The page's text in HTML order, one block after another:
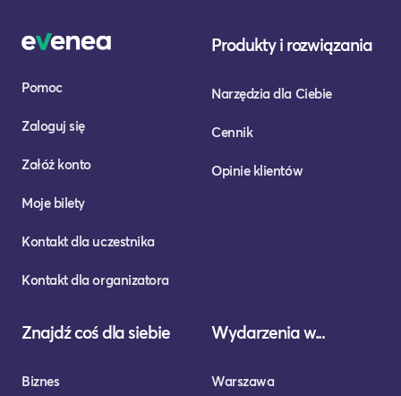
Pomoc
Zaloguj się
Załóż konto
Moje bilety
Kontakt dla uczestnika
Kontakt dla organizatora
Produkty i rozwiązania
Narzędzia dla Ciebie
Cennik
Opinie klientów
Znajdź coś dla siebie
Biznes
Wydarzenia w...
Warszawa